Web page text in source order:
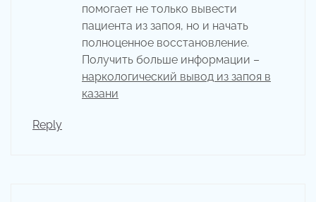
помогает не только вывести
пациента из запоя, но и начать
полноценное восстановление.
Получить больше информации –
наркологический вывод из запоя в
казани
Reply